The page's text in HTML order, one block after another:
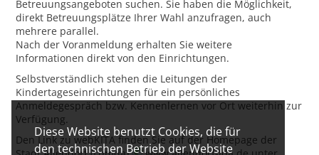
Diese Website benutzt Cookies, die für
den technischen Betrieb der Website
Betreuungsangeboten suchen. Sie haben die Möglichkeit,
direkt Betreuungsplätze Ihrer Wahl anzufragen, auch
mehrere parallel.
Nach der Voranmeldung erhalten Sie weitere
Informationen direkt von den Einrichtungen.
Selbstverständlich stehen die Leitungen der
Kindertageseinrichtungen für ein persönliches
Anmeldegespräch bzw. Kennenlernen vor Ort weiterhin zur
Verfügung.
Den Link zu webKITA finden Sie auf der Homepage der